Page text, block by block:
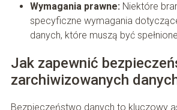
Wymagania prawne:Niektóre
specyficzne wymagania
danych, które muszą być
Jak zapewnić
zarchiwizowanych
Bezpieczeństwo danych to kluczowy